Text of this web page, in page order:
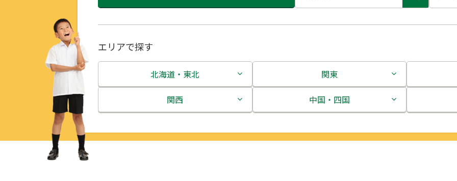
エリアで探す
北海道・東北
北海道
関東
茨城県
関西
中国・四国